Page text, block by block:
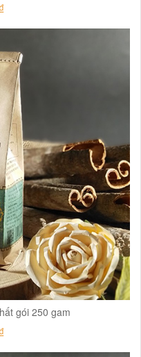
gói 250 gam